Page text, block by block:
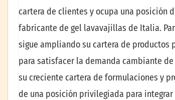
cartera de clientes y ocupa una posición
fabricante de gel lavavajillas de Italia.
sigue ampliando su cartera de productos
para satisfacer la demanda cambiante
su creciente cartera de formulaciones y
de una posición privilegiada para